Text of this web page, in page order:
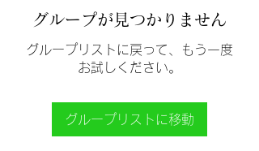
グループが見つかりません
グループリストに戻って、もう一度
お試しください。
グループリストに移動